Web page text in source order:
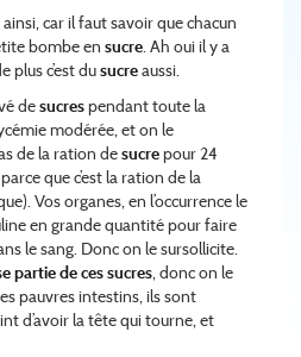
ainsi, car il faut savoir que chacun
bombe en sucre. Ah oui il y a
plus c’est dusucreaussi.
desucrespendant toute la
modérée, et on le
de la ration desucrepour 24
que c’est la ration de la
Vos organes, en l’occurrence le
en grande quantité pour faire
le sang. Donc on le sursollicite.
partie de ces sucres, donc on le
pauvres intestins, ils sont
d’avoir la tête qui tourne, et